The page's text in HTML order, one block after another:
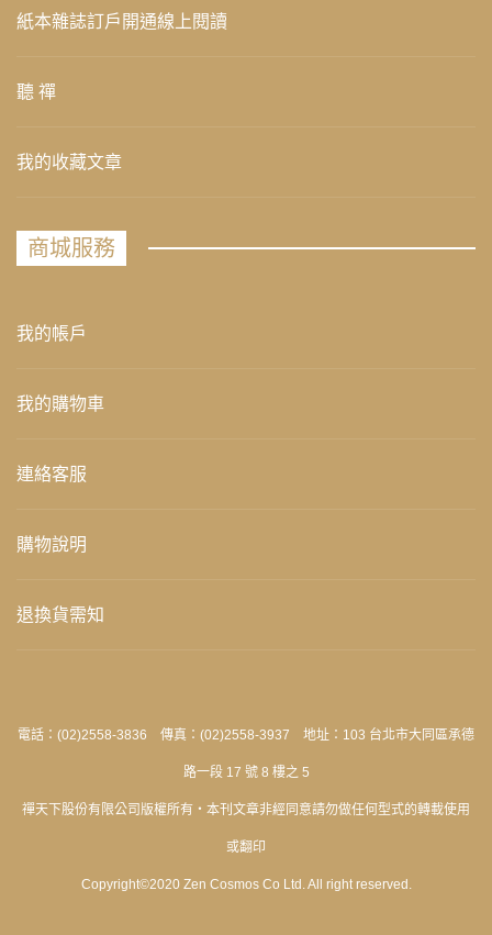
紙本雜誌訂戶開通線上閱讀
聽 禪
我的收藏文章
商城服務
我的帳戶
我的購物車
連絡客服
購物說明
退換貨需知
電話：(02)2558-3836 傳真：(02)2558-3937 地址：103 台北市大同區承德
路一段 17 號 8 樓之 5
禪天下股份有限公司版權所有‧本刊文章非經同意請勿做任何型式的轉載使用
或翻印
Copyright©2020 Zen Cosmos Co Ltd. All right reserved.